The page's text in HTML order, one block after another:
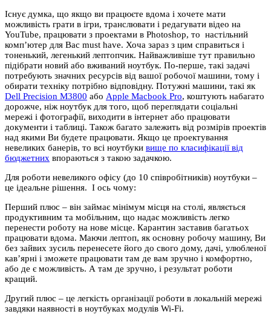
Існує думка, що якщо ви працюєте вдома і хочете мати
можливість грати в ігри, транслювати і редагувати відео на
YouTube, працювати з проектами в Photoshop, то настільний
комп’ютер для Вас must have. Хоча зараз з цим справиться і
тоненький, легенький лептопчик. Найважливіше тут правильно
підібрати новий або вживаний ноутбук. По-перше, такі задачі
потребують значних ресурсів від вашої робочої машини, тому і
обирати техніку потрібно відповідну. Потужні машини, такі як
Dell Precision M3800 або Apple Macbook Pro, коштують набагато
дорожче, ніж ноутбук для того, щоб переглядати соціальні
мережі і фотографії, виходити в інтернет або працювати
документи і таблиці. Також багато залежить від розмірів проектів
над якими Ви будете працювати. Якщо це проектування
невеликих банерів, то всі ноутбуки вище по класифікації від
бюджетних впораються з такою задачкою.
Для роботи невеликого офісу (до 10 співробітників) ноутбуки –
це ідеальне рішення. І ось чому:
Перший плюс – він займає мінімум місця на столі, являється
продуктивним та мобільним, що надає можливість легко
перенести роботу на нове місце. Карантин заставив багатьох
працювати вдома. Маючи лептоп, як основну робочу машину, Ви
без зайвих зусиль перенесете його до свого дому, дачі, улюбленої
кав’ярні і зможете працювати там де вам зручно і комфортно,
або де є можливість. А там де зручно, і результат роботи
кращий.
Другий плюс – це легкість організації роботи в локальній мережі
завдяки наявності в ноутбуках модулів Wi-Fi.